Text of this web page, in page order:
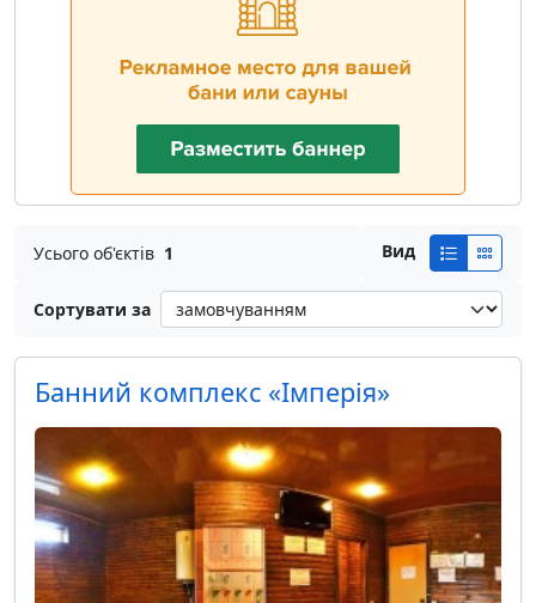
Усього об'єктів 1 Вид
Сортувати за
Банний комплекс «Імперія»